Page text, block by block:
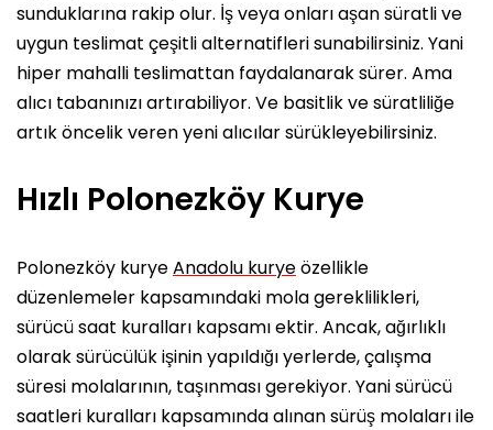
sunduklarına rakip olur. İş veya onları aşan süratli ve
uygun teslimat çeşitli alternatifleri sunabilirsiniz. Yani
hiper mahalli teslimattan faydalanarak sürer. Ama
alıcı tabanınızı artırabiliyor. Ve basitlik ve süratliliğe
artık öncelik veren yeni alıcılar sürükleyebilirsiniz.
Hızlı Polonezköy Kurye
Polonezköy kuryeAnadolu kuryeözellikle
düzenlemeler kapsamındaki mola gereklilikleri,
sürücü saat kuralları kapsamı ektir. Ancak, ağırlıklı
olarak sürücülük işinin yapıldığı yerlerde, çalışma
süresi molalarının, taşınması gerekiyor. Yani sürücü
saatleri kuralları kapsamında alınan sürüş molaları ile